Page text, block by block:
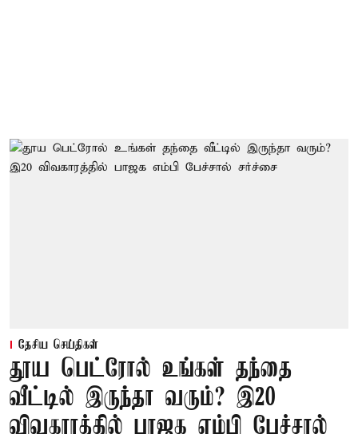
தேசிய செய்திகள்
தூய பெட்ரோல் உங்கள் தந்தை
வீட்டில் இருந்தா வரும்? இ20
விவகாரத்தில் பாஜக எம்பி பேச்சால்